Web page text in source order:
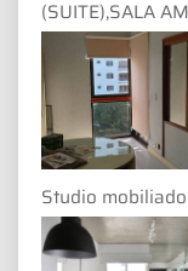
(SUITE),SALA
Studio